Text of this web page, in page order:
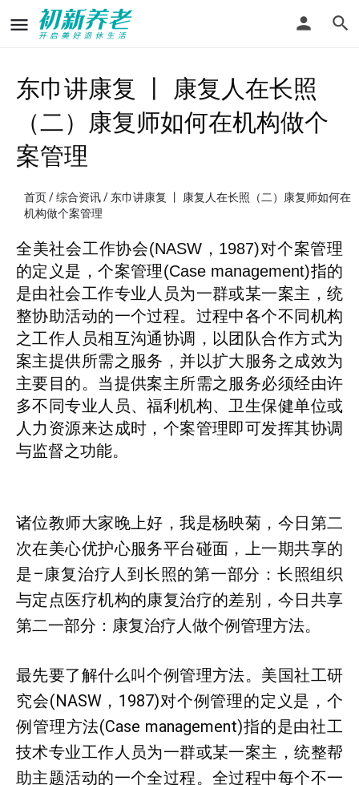
东巾讲康复 丨 康复人在长照
（二）康复师如何在机构做个
案管理
首页/综合资讯/ 东巾讲康复 丨 康复人在长照（二）康复师如何在
机构做个案管理
全美社会工作协会(NASW，1987)对个案管理
的定义是，个案管理(Case management)指的
是由社会工作专业人员为一群或某一案主，统
整协助活动的一个过程。过程中各个不同机构
之工作人员相互沟通协调，以团队合作方式为
案主提供所需之服务，并以扩大服务之成效为
主要目的。当提供案主所需之服务必须经由许
多不同专业人员、福利机构、卫生保健单位或
人力资源来达成时，个案管理即可发挥其协调
与监督之功能。
诸位教师大家晚上好，我是杨映菊，今日第二
次在美心优护心服务平台碰面，上一期共享的
是–康复治疗人到长照的第一部分：长照组织
与定点医疗机构的康复治疗的差别，今日共享
第二一部分：康复治疗人做个例管理方法。
最先要了解什么叫个例管理方法。美国社工研
究会(NASW，1987)对个例管理的定义是，个
例管理方法(Case management)指的是由社工
技术专业工作人员为一群或某一案主，统整帮
助主题活动的一个全过程。全过程中每个不一